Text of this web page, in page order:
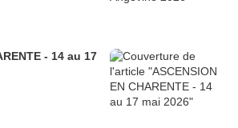
- 14 au 17